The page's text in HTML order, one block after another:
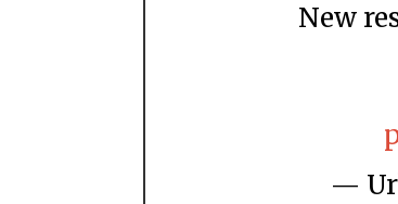
New research: Why do some teens engage
—